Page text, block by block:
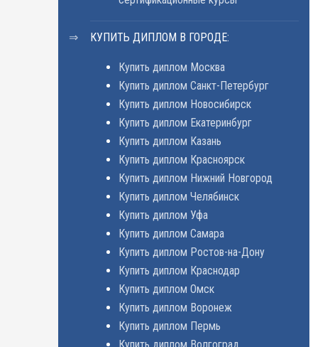
КУПИТЬ ДИПЛОМ В ГОРОДЕ:
Купить диплом Москва
Купить диплом Санкт-Петербург
Купить диплом Новосибирск
Купить диплом Екатеринбург
Купить диплом Казань
Купить диплом Красноярск
Купить диплом Нижний Новгород
Купить диплом Челябинск
Купить диплом Уфа
Купить диплом Самара
Купить диплом Ростов-на-Дону
Купить диплом Краснодар
Купить диплом Омск
Купить диплом Воронеж
Купить диплом Пермь